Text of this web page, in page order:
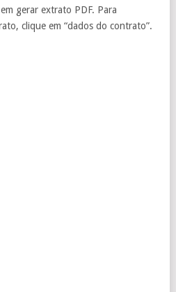
gerar extrato PDF. Para
clique em “dados do contrato”.